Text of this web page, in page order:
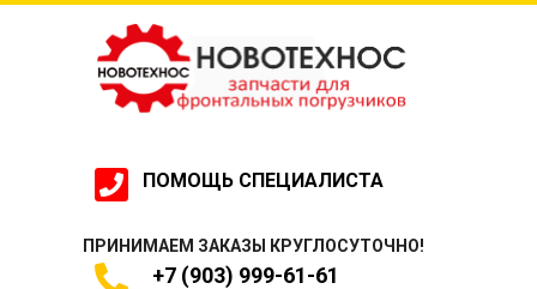
ПОМОЩЬ СПЕЦИАЛИСТА
ПРИНИМАЕМ ЗАКАЗЫ КРУГЛОСУТОЧНО!
+7 (903) 999-61-61